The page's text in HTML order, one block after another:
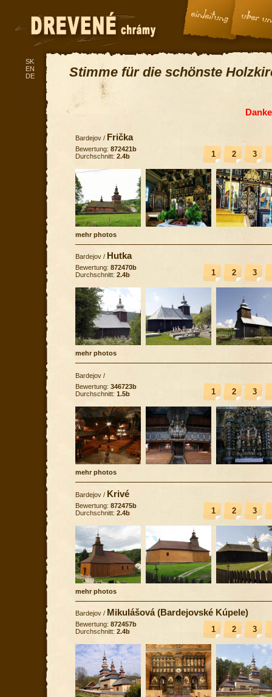
Stimme für die schönste
Bardejov / Frička
1 2 3
Bewertung: 872421b
Durchschnitt: 2.4b
mehr photos
Bardejov / Hutka
1 2 3
Bewertung: 872470b
Durchschnitt: 2.4b
mehr photos
Bardejov /
1 2 3
Bewertung: 346723b
Durchschnitt: 1.5b
mehr photos
Bardejov / Krivé
1 2 3
Bewertung: 872475b
Durchschnitt: 2.4b
mehr photos
Bardejov / Mikulášová (Bardejovské Kúpele)
1 2 3
Bewertung: 872457b
Durchschnitt: 2.4b
SK
EN
DE